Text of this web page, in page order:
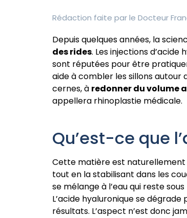
Rédaction faite par le Docteur
Depuis quelques années, la
des rides. Les injections
sont réputées pour être
aide à combler les sillons autour
cernes, à redonner du volume
appellera rhinoplastie médicale.
Qu’est-ce que
Cette matière est naturellement
tout en la stabilisant dans les
se mélange à l’eau qui reste
L’acide hyaluronique se
résultats. L’aspect n’est donc